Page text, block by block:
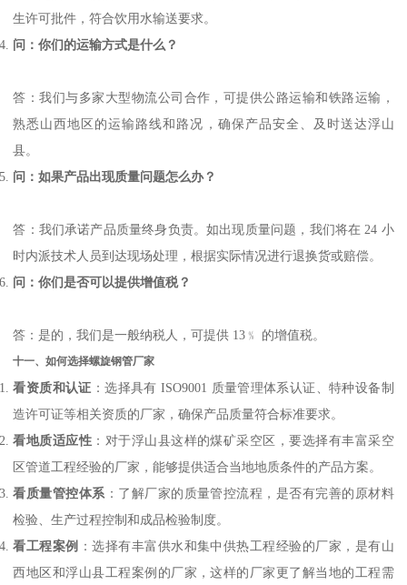
生许可批件，符合饮用水输送要求。
问：你们的运输方式是什么？
答：我们与多家大型物流公司合作，可提供公路运输和铁路运输，
熟悉山西地区的运输路线和路况，确保产品安全、及时送达浮山
县。
问：如果产品出现质量问题怎么办？
答：我们承诺产品质量终身负责。如出现质量问题，我们将在 24 小
时内派技术人员到达现场处理，根据实际情况进行退换货或赔偿。
问：你们是否可以提供增值税？
答：是的，我们是一般纳税人，可提供 13﹪ 的增值税。
十一、如何选择螺旋钢管厂家
看资质和认证 ：选择具有 ISO9001 质量管理体系认证、特种设备制
造许可证等相关资质的厂家，确保产品质量符合标准要求。
看地质适应性 ：对于浮山县这样的煤矿采空区，要选择有丰富采空
区管道工程经验的厂家，能够提供适合当地地质条件的产品方案。
看质量管控体系 ：了解厂家的质量管控流程，是否有完善的原材料
检验、生产过程控制和成品检验制度。
看工程案例 ：选择有丰富供水和集中供热工程经验的厂家，是有山
西地区和浮山县工程案例的厂家，这样的厂家更了解当地的工程需